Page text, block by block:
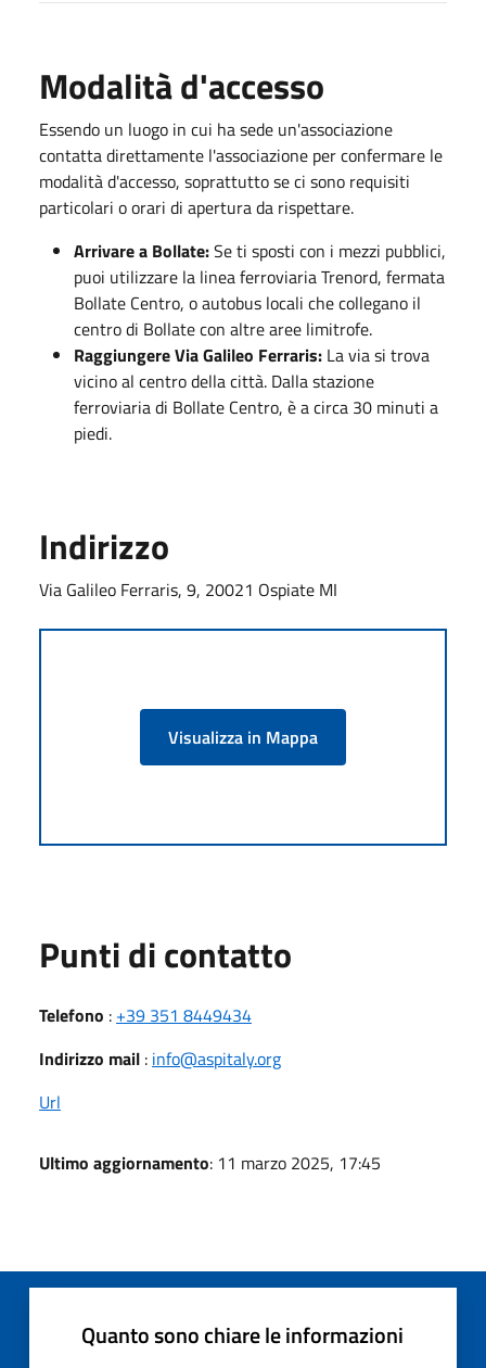
Modalità d'accesso
Essendo un luogo in cui ha sede un'associazione
contatta direttamente l'associazione per confermare le
modalità d'accesso, soprattutto se ci sono requisiti
particolari o orari di apertura da rispettare.
Arrivare a Bollate:Se ti sposti con i mezzi pubblici,
puoi utilizzare la linea ferroviaria Trenord, fermata
Bollate Centro, o autobus locali che collegano il
centro di Bollate con altre aree limitrofe.
Raggiungere Via Galileo Ferraris: La via si trova
vicino al centro della città. Dalla stazione
ferroviaria di Bollate Centro, è a circa 30 minuti a
piedi.
Indirizzo
Via Galileo Ferraris, 9, 20021 Ospiate MI
Visualizza in Mappa
Punti di contatto
Telefono : +39 351 8449434
Indirizzo mail : info@aspitaly.org
Url
Ultimo aggiornamento: 11 marzo 2025, 17:45
Quanto sono chiare le informazioni